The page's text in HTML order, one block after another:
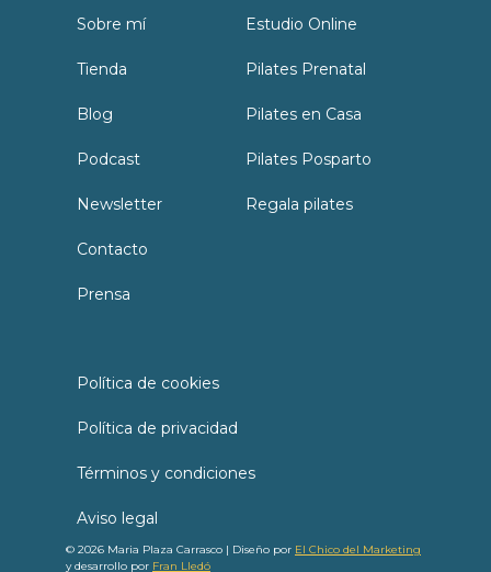
Sobre mí
Tienda
Blog
Podcast
Newsletter
Contacto
Prensa
Estudio Online
Pilates Prenatal
Pilates en Casa
Pilates Posparto
Regala pilates
Política de cookies
Política de privacidad
Términos y condiciones
Aviso legal
© 2026 Maria Plaza Carrasco | Diseño por El Chico del Marketing
y desarrollo por Fran Lledó